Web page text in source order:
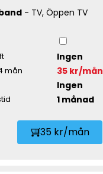
- TV, Öppen TV
Ingen
mån 35 kr/mån
Ingen
1 månad
35 kr/mån